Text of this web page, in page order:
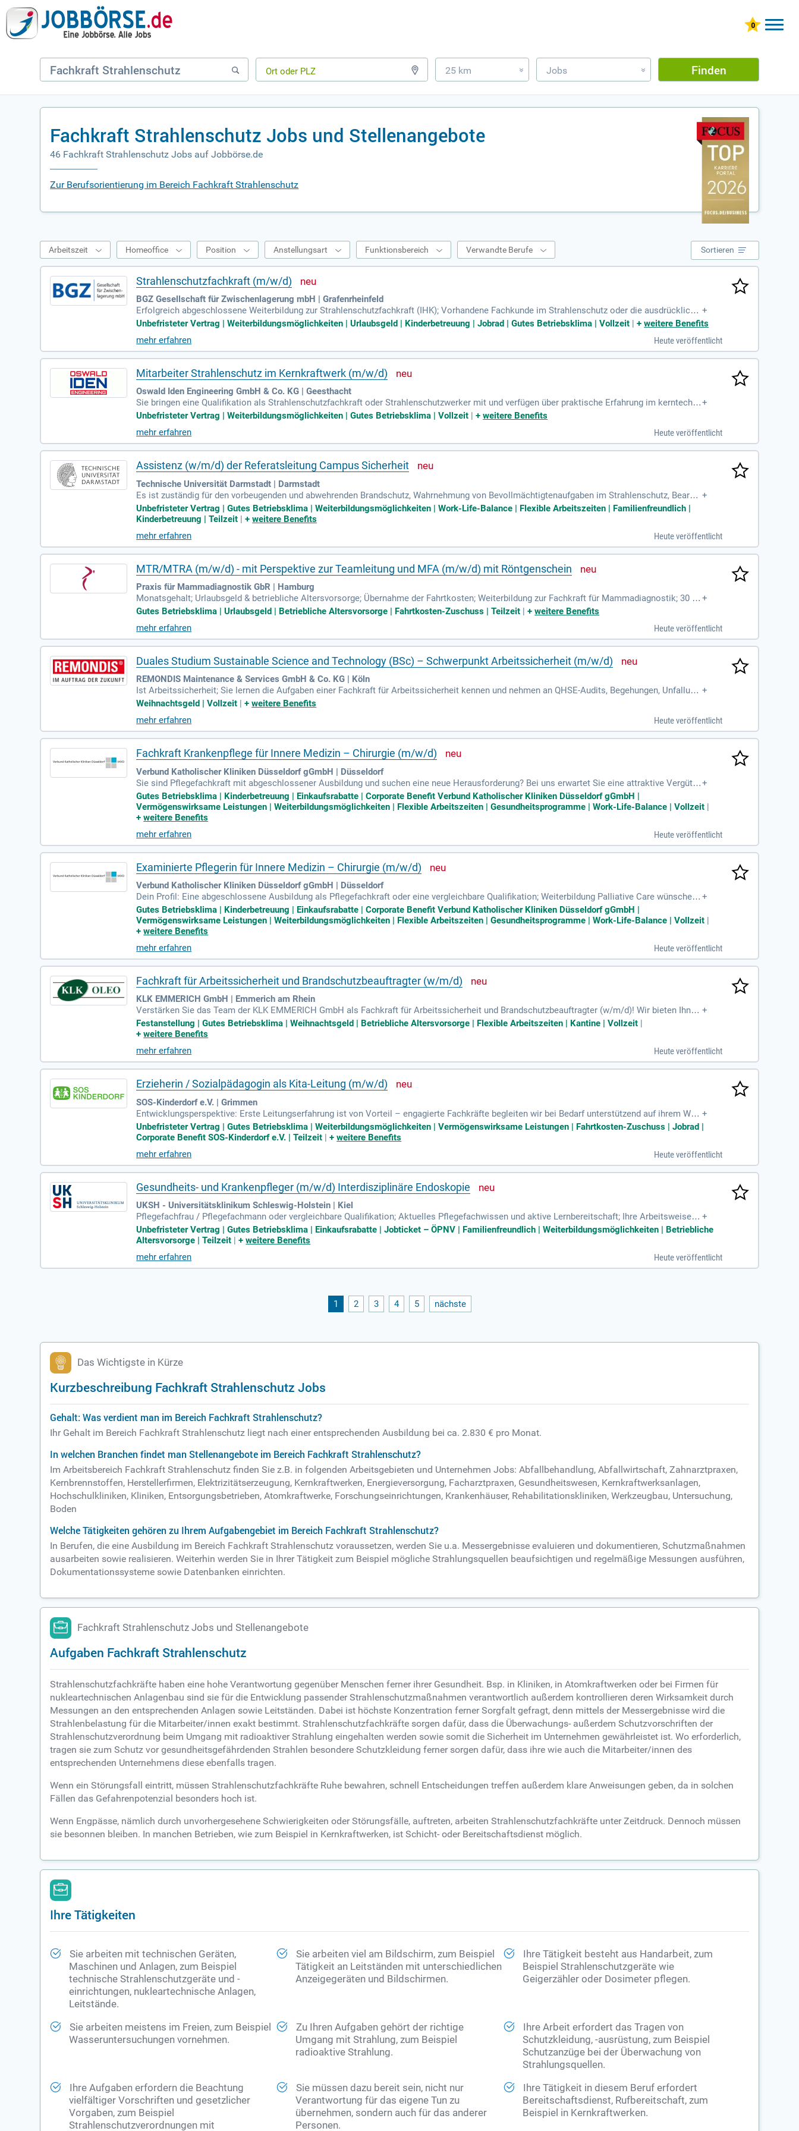
25 km » Jobs » Finden
Fachkraft Strahlenschutz Jobs und Stellenangebote
46 Fachkraft Strahlenschutz Jobs auf Jobbörse.de
Zur Berufsorientierung im Bereich Fachkraft Strahlenschutz
Arbeitszeit Homeoffice Position Anstellungsart Funktionsbereich Verwandte Berufe Sortieren
Strahlenschutzfachkraft (m/w/d)
BGZ Gesellschaft für Zwischenlagerung mbH | Grafenrheinfeld
Erfolgreich abgeschlossene Weiterbildung zur Strahlenschutzfachkraft (IHK); Vorhandene Fachkunde im Strahlenschutz oder die ausdrückliche
Bereitschaft, diese Qualifikation zu erwerben; Bereitschaft zur Übernahme dauerhafter oder temporärer Zusatzaufgaben
+
Unbefristeter Vertrag | Weiterbildungsmöglichkeiten | Urlaubsgeld | Kinderbetreuung | Jobrad | Gutes Betriebsklima | Vollzeit |+weitere Benefits
mehr erfahren
Heute veröffentlicht
Mitarbeiter Strahlenschutz im Kernkraftwerk (m/w/d)
Oswald Iden Engineering GmbH & Co. KG | Geesthacht
Sie bringen eine Qualifikation als Strahlenschutzfachkraft oder Strahlenschutzwerker mit und verfügen über praktische Erfahrung im kerntechni
schen Umfeld.
+
Unbefristeter Vertrag | Weiterbildungsmöglichkeiten | Gutes Betriebsklima | Vollzeit |+weitere Benefits
mehr erfahren
Heute veröffentlicht
Assistenz (w/m/d) der Referatsleitung Campus Sicherheit
Technische Universität Darmstadt | Darmstadt
Es ist zuständig für den vorbeugenden und abwehrenden Brandschutz, Wahrnehmung von Bevollmächtigtenaufgaben im Strahlenschutz, Bearbei
tung von gentechnischen und laserschutztechnischen Aufgabenstellungen, Betrieb der Leitwarte und des Zentralen Infopoints
+
Unbefristeter Vertrag | Gutes Betriebsklima | Weiterbildungsmöglichkeiten | Work-Life-Balance | Flexible Arbeitszeiten | Familienfreundlich |
Kinderbetreuung | Teilzeit |+weitere Benefits
mehr erfahren
Heute veröffentlicht
MTR/MTRA (m/w/d) - mit Perspektive zur Teamleitung und MFA (m/w/d) mit Röntgenschein
Praxis für Mammadiagnostik GbR | Hamburg
Monatsgehalt; Urlaubsgeld & betriebliche Altersvorsorge; Übernahme der Fahrtkosten; Weiterbildung zur Fachkraft für Mammadiagnostik; 30 Ur
laubstage; frei an Heiligabend & Silvester; Strukturierte und intensive Einarbeitung; Wertschätzendes, familiäres
+
Gutes Betriebsklima | Urlaubsgeld | Betriebliche Altersvorsorge | Fahrtkosten-Zuschuss | Teilzeit |+weitere Benefits
mehr erfahren
Heute veröffentlicht
Duales Studium Sustainable Science and Technology (BSc) – Schwerpunkt Arbeitssicherheit (m/w/d)
REMONDIS Maintenance & Services GmbH & Co. KG | Köln
Ist Arbeitssicherheit; Sie lernen die Aufgaben einer Fachkraft für Arbeitssicherheit kennen und nehmen an QHSE-Audits, Begehungen, Unfallunt
ersuchungen, Mitarbeiterschulungen u. v. m. teil und arbeiten aktiv mit an der Weiterentwicklung unserer Sicherheitskultur
+
Weihnachtsgeld | Vollzeit |+weitere Benefits
mehr erfahren
Heute veröffentlicht
Fachkraft Krankenpflege für Innere Medizin – Chirurgie (m/w/d)
Verbund Katholischer Kliniken Düsseldorf gGmbH | Düsseldorf
Sie sind Pflegefachkraft mit abgeschlossener Ausbildung und suchen eine neue Herausforderung? Bei uns erwartet Sie eine attraktive Vergütu
ng nach AVR Caritas sowie 30 Urlaubstage und Jahressonderzahlung. Wir schätzen Ihre hohe fachliche Kompetenz und bieten Ihnen die Möglic
hkeit, Verantwortung zu übernehmen. Unsere mitarbeiterorientierte Dienstplanung berücksichtigt Ihre Wünsche, sodass Sie Beruf und Privatleb
en optimal vereinen können. Darüber hinaus honorieren wir Einspringen oder Tauschen finanziell und unterstützen Sie bei der Kinderbetreuung
+
Gutes Betriebsklima | Kinderbetreuung | Einkaufsrabatte | Corporate Benefit Verbund Katholischer Kliniken Düsseldorf gGmbH |
Vermögenswirksame Leistungen | Weiterbildungsmöglichkeiten | Flexible Arbeitszeiten | Gesundheitsprogramme | Work-Life-Balance | Vollzeit |
+weitere Benefits
mehr erfahren
Heute veröffentlicht
Examinierte Pflegerin für Innere Medizin – Chirurgie (m/w/d)
Verbund Katholischer Kliniken Düsseldorf gGmbH | Düsseldorf
Dein Profil: Eine abgeschlossene Ausbildung als Pflegefachkraft oder eine vergleichbare Qualifikation; Weiterbildung Palliative Care wünschens
wert; Pflegeerfahrung im Bereich der Inneren Medizin und Chirurgie wünschenswert; Hohe fachliche und persönliche
+
Gutes Betriebsklima | Kinderbetreuung | Einkaufsrabatte | Corporate Benefit Verbund Katholischer Kliniken Düsseldorf gGmbH |
Vermögenswirksame Leistungen | Weiterbildungsmöglichkeiten | Flexible Arbeitszeiten | Gesundheitsprogramme | Work-Life-Balance | Vollzeit |
+weitere Benefits
mehr erfahren
Heute veröffentlicht
Fachkraft für Arbeitssicherheit und Brandschutzbeauftragter (w/m/d)
KLK EMMERICH GmbH | Emmerich am Rhein
Verstärken Sie das Team der KLK EMMERICH GmbH als Fachkraft für Arbeitssicherheit und Brandschutzbeauftragter (w/m/d)! Wir bieten Ihnen
ein positives Arbeitsumfeld, in dem Ihre Ideen geschätzt werden. Nachhaltigkeit ist ein zentraler Bestandteil unserer Unternehmensphilosophie
und spiegelt sich in unseren Produkten wider. Ehrlichkeit und Teamarbeit sind die Grundpfeiler unserer Kultur. Freuen Sie sich auf Entwicklungs
und Düsseldorf und tragen Sie aktiv zum Unternehmenserfolg bei!
+
Festanstellung | Gutes Betriebsklima | Weihnachtsgeld | Betriebliche Altersvorsorge | Flexible Arbeitszeiten | Kantine | Vollzeit
+weitere Benefits
mehr erfahren
Heute veröffentlicht
Erzieherin / Sozialpädagogin als Kita-Leitung (m/w/d)
SOS-Kinderdorf e.V. | Grimmen
Entwicklungsperspektive: Erste Leitungserfahrung ist von Vorteil – engagierte Fachkräfte begleiten wir bei Bedarf unterstützend auf ihrem Weg
in die Leitungsrolle.
+
Unbefristeter Vertrag | Gutes Betriebsklima | Weiterbildungsmöglichkeiten | Vermögenswirksame Leistungen | Fahrtkosten-Zuschuss | Jobrad |
Corporate Benefit SOS-Kinderdorf e.V. | Teilzeit |+weitere Benefits
mehr erfahren
Heute veröffentlicht
Gesundheits- und Krankenpfleger (m/w/d) Interdisziplinäre Endoskopie
UKSH - Universitätsklinikum Schleswig-Holstein | Kiel
Pflegefachfrau / Pflegefachmann oder vergleichbare Qualifikation; Aktuelles Pflegefachwissen und aktive Lernbereitschaft; Ihre Arbeitsweise is
t geprägt von Eigenverantwortung sowie Organisationsvermögen und Teamgeist; Bereitschaft zum Einsatz im 2-Schicht-System
+
Unbefristeter Vertrag | Gutes Betriebsklima | Einkaufsrabatte | Jobticket – ÖPNV | Familienfreundlich | Weiterbildungsmöglichkeiten | Betriebliche
Altersvorsorge | Teilzeit |+weitere Benefits
mehr erfahren
Heute veröffentlicht
1 2 3 4 5 nächste
Das Wichtigste in Kürze
Kurzbeschreibung Fachkraft Strahlenschutz Jobs
Gehalt: Was verdient man im Bereich Fachkraft Strahlenschutz?
Ihr Gehalt im Bereich Fachkraft Strahlenschutz liegt nach einer entsprechenden Ausbildung bei ca. 2.830 € pro Monat.
In welchen Branchen findet man Stellenangebote im Bereich Fachkraft Strahlenschutz?
Im Arbeitsbereich Fachkraft Strahlenschutz finden Sie z.B. in folgenden Arbeitsgebieten und Unternehmen Jobs: Abfallbehandlung, Abfallwirtschaft, Zahnarztpraxen,
Kernbrennstoffen, Herstellerfirmen, Elektrizitätserzeugung, Kernkraftwerken, Energieversorgung, Facharztpraxen, Gesundheitswesen, Kernkraftwerksanlagen,
Hochschulkliniken, Kliniken, Entsorgungsbetrieben, Atomkraftwerke, Forschungseinrichtungen, Krankenhäuser, Rehabilitationskliniken, Werkzeugbau, Untersuchung,
Boden
Welche Tätigkeiten gehören zu Ihrem Aufgabengebiet im Bereich Fachkraft Strahlenschutz?
In Berufen, die eine Ausbildung im Bereich Fachkraft Strahlenschutz voraussetzen, werden Sie u.a. Messergebnisse evaluieren und dokumentieren, Schutzmaßnahmen
ausarbeiten sowie realisieren. Weiterhin werden Sie in Ihrer Tätigkeit zum Beispiel mögliche Strahlungsquellen beaufsichtigen und regelmäßige Messungen ausführen,
Dokumentationssysteme sowie Datenbanken einrichten.
Fachkraft Strahlenschutz Jobs und Stellenangebote
Aufgaben Fachkraft Strahlenschutz
Strahlenschutzfachkräfte haben eine hohe Verantwortung gegenüber Menschen ferner ihrer Gesundheit. Bsp. in Kliniken, in Atomkraftwerken oder bei Firmen für
nukleartechnischen Anlagenbau sind sie für die Entwicklung passender Strahlenschutzmaßnahmen verantwortlich außerdem kontrollieren deren Wirksamkeit durch
Messungen an den entsprechenden Anlagen sowie Leitständen. Dabei ist höchste Konzentration ferner Sorgfalt gefragt, denn mittels der Messergebnisse wird die
Strahlenbelastung für die Mitarbeiter/innen exakt bestimmt. Strahlenschutzfachkräfte sorgen dafür, dass die Überwachungs- außerdem Schutzvorschriften der
Strahlenschutzverordnung beim Umgang mit radioaktiver Strahlung eingehalten werden sowie somit die Sicherheit im Unternehmen gewährleistet ist. Wo erforderlich,
tragen sie zum Schutz vor gesundheitsgefährdenden Strahlen besondere Schutzkleidung ferner sorgen dafür, dass ihre wie auch die Mitarbeiter/innen des
entsprechenden Unternehmens diese ebenfalls tragen.
Wenn ein Störungsfall eintritt, müssen Strahlenschutzfachkräfte Ruhe bewahren, schnell Entscheidungen treffen außerdem klare Anweisungen geben, da in solchen
Fällen das Gefahrenpotenzial besonders hoch ist.
Wenn Engpässe, nämlich durch unvorhergesehene Schwierigkeiten oder Störungsfälle, auftreten, arbeiten Strahlenschutzfachkräfte unter Zeitdruck. Dennoch müssen
sie besonnen bleiben. In manchen Betrieben, wie zum Beispiel in Kernkraftwerken, ist Schicht- oder Bereitschaftsdienst möglich.
Ihre Tätigkeiten
Sie arbeiten mit technischen Geräten,
Maschinen und Anlagen, zum Beispiel
technische Strahlenschutzgeräte und -
einrichtungen, nukleartechnische Anlagen,
Leitstände.
Sie arbeiten viel am Bildschirm, zum Beispiel
Tätigkeit an Leitständen mit unterschiedlichen
Anzeigegeräten und Bildschirmen.
Ihre Tätigkeit besteht aus Handarbeit, zum
Beispiel Strahlenschutzgeräte wie
Geigerzähler oder Dosimeter pflegen.
Sie arbeiten meistens im Freien, zum Beispiel
Wasseruntersuchungen vornehmen.
Zu Ihren Aufgaben gehört der richtige
Umgang mit Strahlung, zum Beispiel
radioaktive Strahlung.
Ihre Arbeit erfordert das Tragen von
Schutzkleidung, -ausrüstung, zum Beispiel
Schutzanzüge bei der Überwachung von
Strahlungsquellen.
Ihre Aufgaben erfordern die Beachtung
vielfältiger Vorschriften und gesetzlicher
Vorgaben, zum Beispiel
Strahlenschutzverordnungen mit
Sie müssen dazu bereit sein, nicht nur
Verantwortung für das eigene Tun zu
übernehmen, sondern auch für das anderer
Personen.
Ihre Tätigkeit in diesem Beruf erfordert
Bereitschaftsdienst, Rufbereitschaft, zum
Beispiel in Kernkraftwerken.